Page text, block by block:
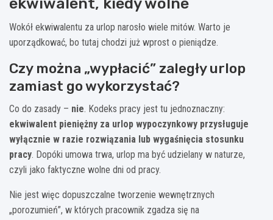
Wokół ekwiwalentu za urlop narosło wiele mitów. Warto je
uporządkować, bo tutaj chodzi już wprost o pieniądze.
Czy można „wypłacić” zaległy urlop
zamiast go wykorzystać?
Co do zasady – nie. Kodeks pracy jest tu jednoznaczny:
ekwiwalent pieniężny za urlop wypoczynkowy przysługuje
wyłącznie w razie rozwiązania lub wygaśnięcia stosunku
pracy. Dopóki umowa trwa, urlop ma być udzielany w naturze,
czyli jako faktyczne wolne dni od pracy.
Nie jest więc dopuszczalne tworzenie wewnętrznych
„porozumień”, w których pracownik zgadza się na